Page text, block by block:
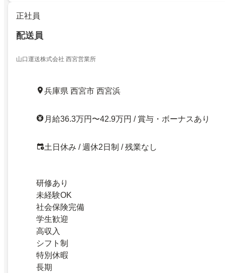
正社員
配送員
山口運送株式会社 西宮営業所
兵庫県 西宮市 西宮浜
月給36.3万円〜42.9万円 / 賞与・ボーナスあり
土日休み / 週休2日制 / 残業なし
研修あり
未経験OK
社会保険完備
学生歓迎
高収入
シフト制
特別休暇
長期